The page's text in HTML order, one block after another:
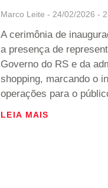
Marco Leite 24/02/2026
A cerimônia de
a presença de
Governo do RS e da
shopping, marcando o
operações para o
LEIA MAIS